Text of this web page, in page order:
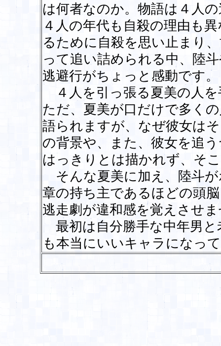
は何者なのか。物語は４人
４人の年代も自殺の理由も
るために自殺を思い止まり
って追い詰められる中、陸
逃避行がちょっと感動です。
４人を引っ張る夏美の人
ただ、夏美が口だけで多く
語られますが、なぜ彼女は
の背景や、また、彼女を追
はっきりとは描かれず、そ
そんな夏美に加え、陸斗
章の持ち主であるほどの頭
逃走劇が違和感を覚えさせ
最初は自分勝手な中年男と
も本当にいいキャラになっ